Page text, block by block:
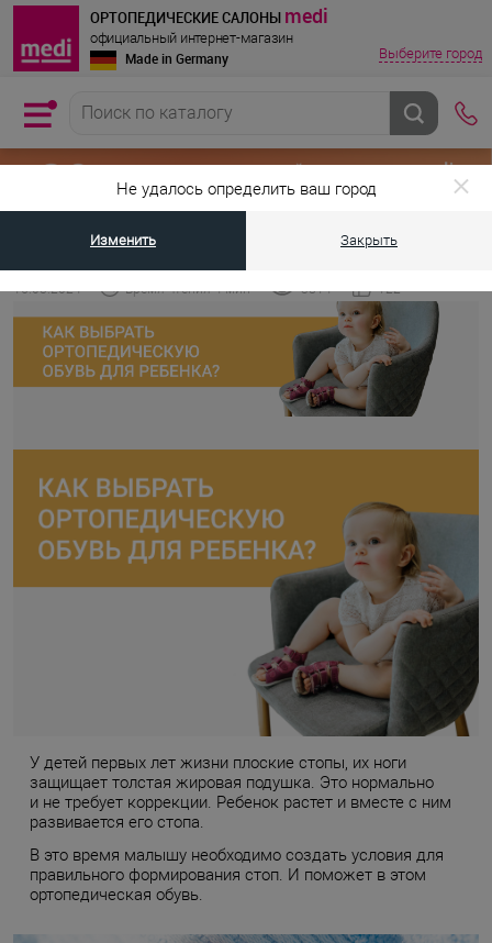
Не удалось определить ваш город
Изменить Закрыть
ОРТОПЕДИЧЕСКИЕ САЛОНЫ medi
официальный интернет-магазин
Made in Germany Выберите город
Главная страница • Как выбрать
15.03.2024 Время чтения 4 мин 3814 122
У детей первых лет жизни плоские стопы, их ноги
защищает толстая жировая подушка. Это нормально
и не требует коррекции. Ребенок растет и вместе с ним
развивается его стопа.
В это время малышу необходимо создать условия для
правильного формирования стоп. И поможет в этом
ортопедическая обувь.